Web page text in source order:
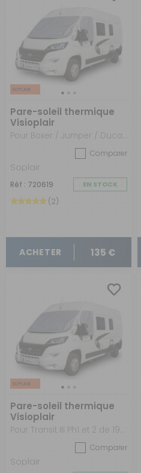
Pare-soleil thermique
Visioplair
Comparer
Soplair
Réf : 720619 EN STOCK
(2)
ACHETER 135 €
Pare-soleil thermique
Visioplair
Comparer
Soplair